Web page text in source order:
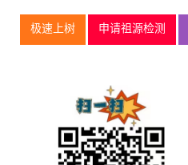
极速上树 申请祖源检测